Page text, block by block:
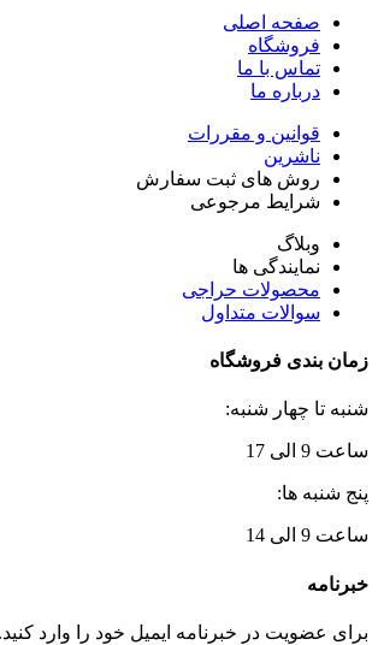
صفحه اصلی
فروشگاه
تماس با ما
درباره ما
قوانین و مقررات
ناشرین
روش های ثبت سفارش
شرایط مرجوعی
وبلاگ
نمایندگی ها
محصولات حراجی
سوالات متداول
زمان بندی فروشگاه
شنبه تا چهار شنبه:
ساعت 9 الی 17
پنج شنبه ها:
ساعت 9 الی 14
خبرنامه
برای عضویت در خبرنامه ایمیل خود را وارد کنید.